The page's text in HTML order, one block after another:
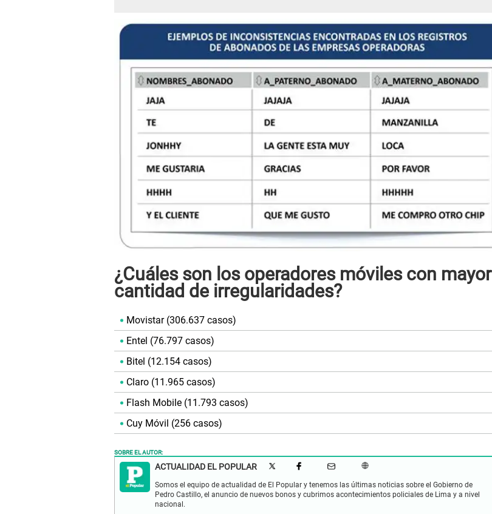
¿Cuáles son los operadores móviles con mayor
cantidad de irregularidades?
Movistar (306.637 casos)
Entel (76.797 casos)
Bitel (12.154 casos)
Claro (11.965 casos)
Flash Mobile (11.793 casos)
Cuy Móvil (256 casos)
SOBRE EL AUTOR:
ACTUALIDAD EL POPULAR
Somos el equipo de actualidad de El Popular y tenemos las últimas noticias sobre el Gobierno de
Pedro Castillo, el anuncio de nuevos bonos y cubrimos acontecimientos policiales de Lima y a nivel
nacional.